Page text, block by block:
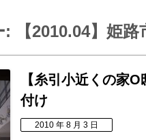
: 【2010.04】姫
【糸引小近くの家
付け
2010 年 8 月 3 日